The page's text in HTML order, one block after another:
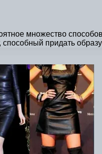
множество
способный придать